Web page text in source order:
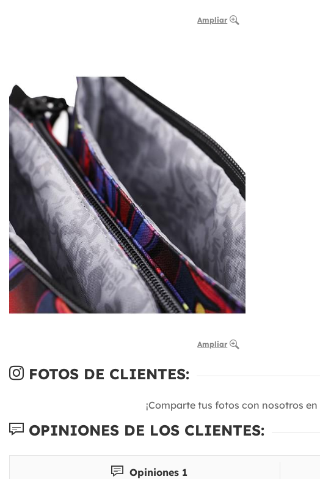
Ampliar
Ampliar
FOTOS DE CLIENTES:
¡Comparte tus fotos con nosotros en
OPINIONES DE LOS CLIENTES:
Opiniones 1